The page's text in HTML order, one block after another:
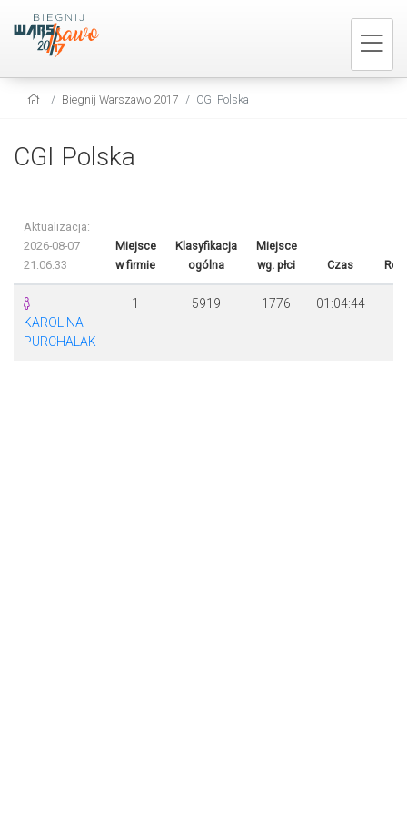
Biegnij Warszawo 2017 CGI Polska
CGI Polska
Aktualizacja:
2026-08-07
21:06:33
Miejsce
w firmie
Klasyfikacja
ogólna
Miejsce
wg. płci
Czas
KAROLINA
PURCHALAK
1 5919 1776 01:04:44